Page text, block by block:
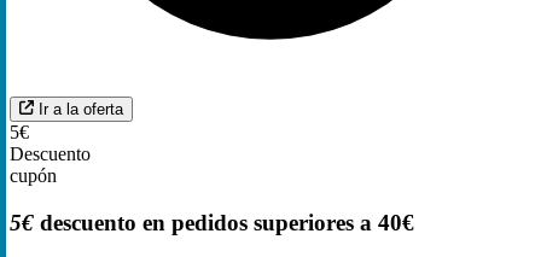
Ir a la oferta
5€
Descuento
cupón
5€ descuento en pedidos superiores a 40€